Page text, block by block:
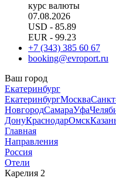
курс валюты
07.08.2026
USD - 85.89
EUR - 99.23
+7 (343) 385 60 67
booking@evroport.ru
Ваш город
Екатеринбург
ЕкатеринбургМосква
НовгородСамараУфа
ДонуКраснодарОмск
Главная
Направления
Россия
Отели
Карелия 2